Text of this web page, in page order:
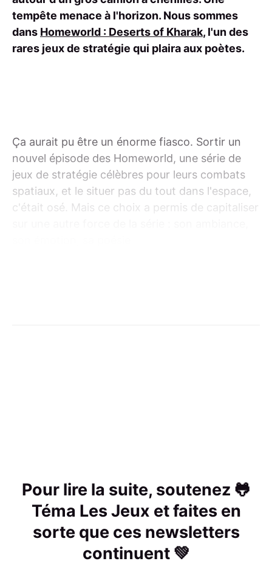
tempête menace à l'horizon. Nous sommes
dans Homeworld : Deserts of Kharak, l'un des
rares jeux de stratégie qui plaira aux poètes.
Ça aurait pu être un énorme fiasco. Sortir un
nouvel épisode des Homeworld, une série de
jeux de stratégie célèbres pour leurs combats
spatiaux, et le situer pas du tout dans l'espace,
c'était osé. Mais ce choix a permis de capitaliser
Pour lire la suite, soutenez 🐸
Téma Les Jeux et faites en
sorte que ces newsletters
continuent 💚